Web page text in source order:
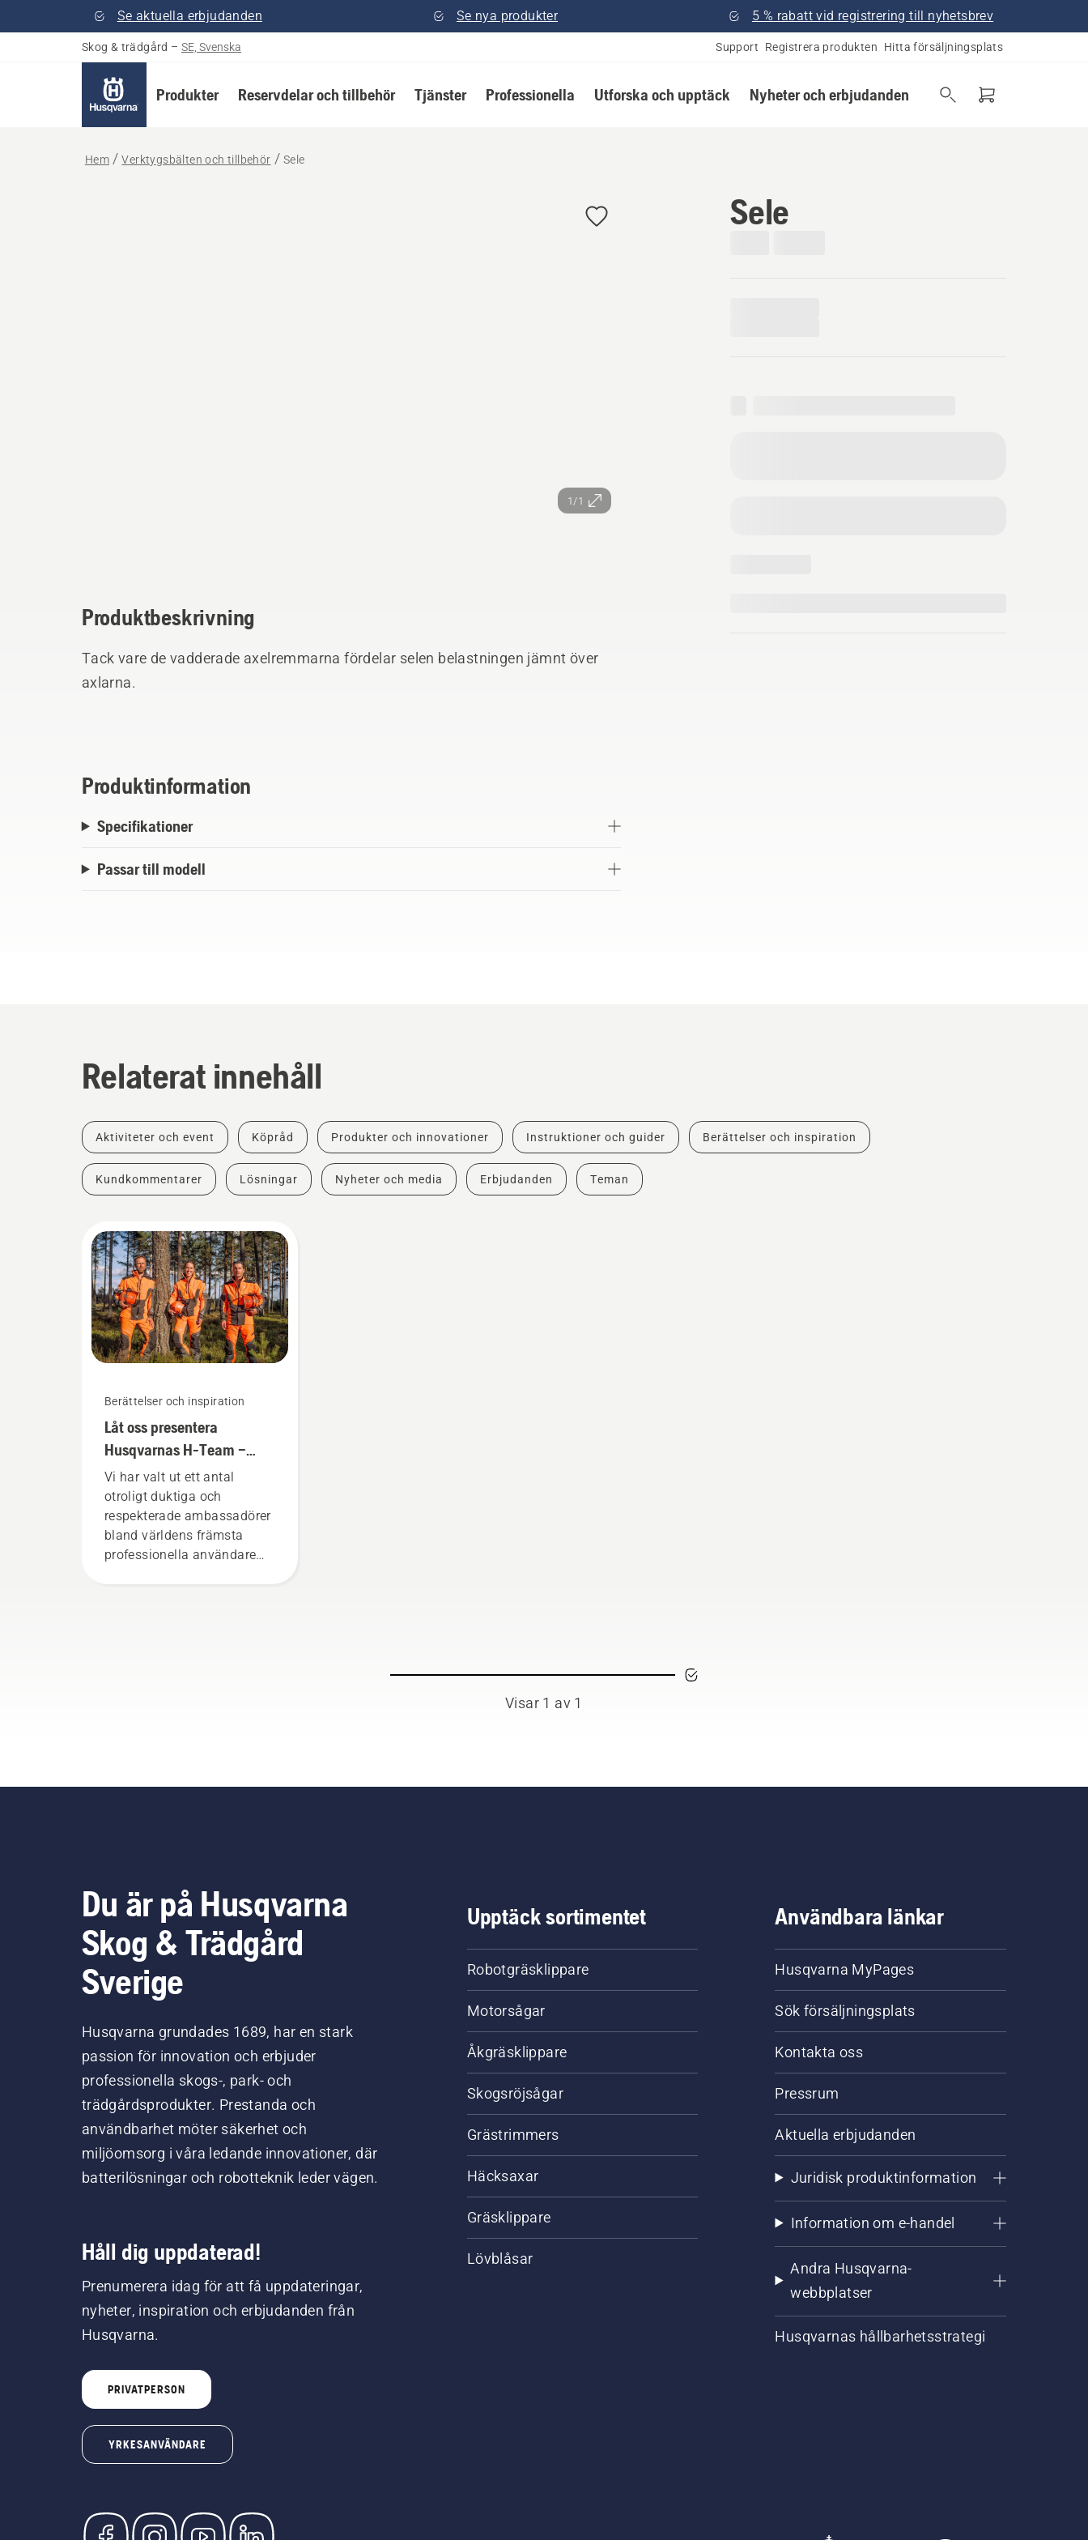
Se aktuella erbjudanden Se nya produkter 5 % rabatt vid registrering till nyhetsbrev
Skog & trädgård – SE, Svenska Support Registrera produkten Hitta försäljningsplats
Produkter Reservdelar och tillbehör Tjänster Professionella Utforska och upptäck Nyheter och erbjudanden
Hem Verktygsbälten och tillbehör Sele
1/1
Sele
Produktbeskrivning
Tack vare de vadderade axelremmarna fördelar selen belastningen jämnt över
axlarna.
Produktinformation
Specifikationer
Passar till modell
Relaterat innehåll
Aktiviteter och event Köpråd Produkter och innovationer Instruktioner och guider Berättelser och inspiration
Kundkommentarer Lösningar Nyheter och media Erbjudanden Teman
Berättelser och inspiration
Låt oss presentera
Husqvarnas H-Team –
våra mest krävande
användare
Vi har valt ut ett antal
otroligt duktiga och
respekterade ambassadörer
bland världens främsta
professionella användare
Visar 1 av 1
Du är på Husqvarna
Skog & Trädgård
Sverige
Husqvarna grundades 1689, har en stark
passion för innovation och erbjuder
professionella skogs-, park- och
trädgårdsprodukter. Prestanda och
användbarhet möter säkerhet och
miljöomsorg i våra ledande innovationer, där
batterilösningar och robotteknik leder vägen.
Håll dig uppdaterad!
Prenumerera idag för att få uppdateringar,
nyheter, inspiration och erbjudanden från
Husqvarna.
PRIVATPERSON
YRKESANVÄNDARE
Upptäck sortimentet
Robotgräsklippare
Motorsågar
Åkgräsklippare
Skogsröjsågar
Grästrimmers
Häcksaxar
Gräsklippare
Lövblåsar
Användbara länkar
Husqvarna MyPages
Sök försäljningsplats
Kontakta oss
Pressrum
Aktuella erbjudanden
Juridisk produktinformation
Information om e-handel
Andra Husqvarna-
webbplatser
Husqvarnas hållbarhetsstrategi